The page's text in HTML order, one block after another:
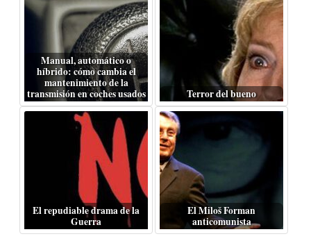
Manual, automático o
híbrido: cómo cambia el
mantenimiento de la
transmisión en coches usados
Terror del bueno
El repudiable drama de la
Guerra
El Miloš Forman
anticomunista